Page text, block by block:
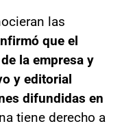
las
que el
la empresa y
y editorial
difundidas en
tiene derecho a